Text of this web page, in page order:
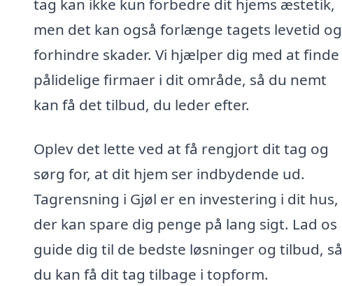
tag kan ikke kun forbedre dit hjems æstetik,
men det kan også forlænge tagets levetid og
forhindre skader. Vi hjælper dig med at finde
pålidelige firmaer i dit område, så du nemt
kan få det tilbud, du leder efter.
Oplev det lette ved at få rengjort dit tag og
sørg for, at dit hjem ser indbydende ud.
Tagrensning i Gjøl er en investering i dit hus,
der kan spare dig penge på lang sigt. Lad os
guide dig til de bedste løsninger og tilbud, så
du kan få dit tag tilbage i topform.